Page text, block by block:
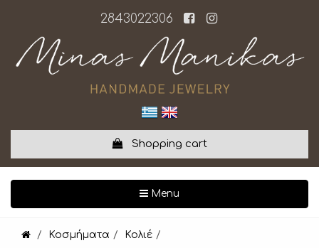
2843022306
Shopping cart
Menu
Κοσμήματα Κολιέ